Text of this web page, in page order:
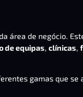
área de negócio.
de equipas, clínicas,
gamas que se